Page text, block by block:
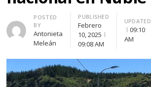
Author
POSTED
BY
Antonieta
Meleán
PUBLISHED
Febrero
10, 2025
09:08 AM
UPDATED
09:10
AM